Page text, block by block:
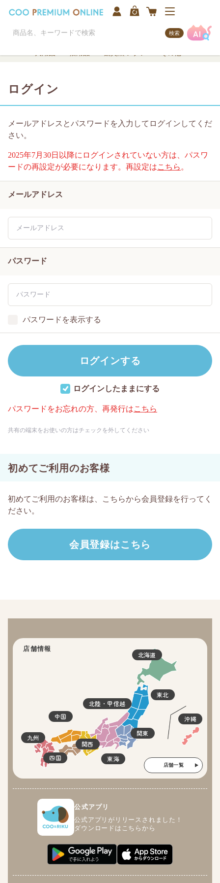
検索
ログイン
メールアドレスとパスワードを入力してログインしてくだ
さい。
2025年7月30日以降にログインされていない方は、パスワ
ードの再設定が必要になります。再設定はこちら 。
メールアドレス
パスワード
パスワードを表示する
ログインしたままにする
パスワードをお忘れの方、再発行はこちら
共有の端末をお使いの方はチェックを外してください
初めてご利用のお客様
初めてご利用のお客様は、こちらから会員登録を行ってく
ださい。
店舗情報
北海道
東北
関東
北陸・甲信越
東海
関西
四国
中国
九州
沖縄
店舗一覧
公式アプリ
公式アプリがリリースされました！
ダウンロードはこちらから